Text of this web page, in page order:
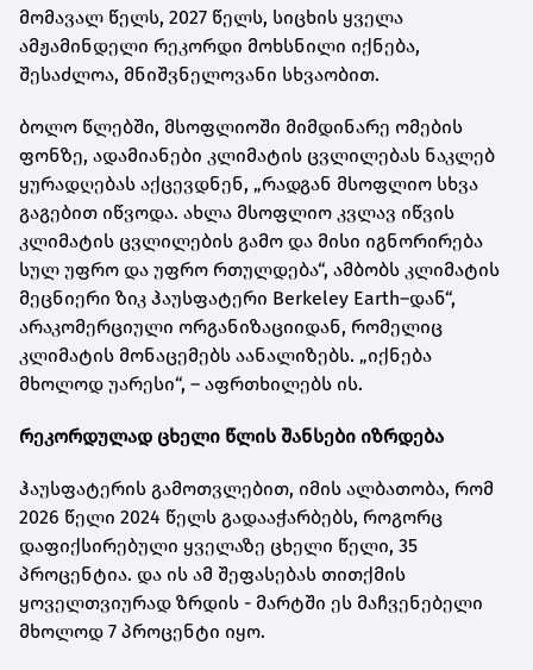
მომავალ წელს, 2027 წელს, სიცხის ყველა
ამჟამინდელი რეკორდი მოხსნილი იქნება,
შესაძლოა, მნიშვნელოვანი სხვაობით.
ბოლო წლებში, მსოფლიოში მიმდინარე ომების
ფონზე, ადამიანები კლიმატის ცვლილებას ნაკლებ
ყურადღებას აქცევდნენ, „რადგან მსოფლიო სხვა
გაგებით იწვოდა. ახლა მსოფლიო კვლავ იწვის
კლიმატის ცვლილების გამო და მისი იგნორირება
სულ უფრო და უფრო რთულდება“, ამბობს კლიმატის
მეცნიერი ზიკ ჰაუსფატერი Berkeley Earth–დან“,
არაკომერციული ორგანიზაციიდან, რომელიც
კლიმატის მონაცემებს აანალიზებს. „იქნება
მხოლოდ უარესი“, – აფრთხილებს ის.
რეკორდულად ცხელი წლის შანსები იზრდება
ჰაუსფატერის გამოთვლებით, იმის ალბათობა, რომ
2026 წელი 2024 წელს გადააჭარბებს, როგორც
დაფიქსირებული ყველაზე ცხელი წელი, 35
პროცენტია. და ის ამ შეფასებას თითქმის
ყოველთვიურად ზრდის - მარტში ეს მაჩვენებელი
მხოლოდ 7 პროცენტი იყო.